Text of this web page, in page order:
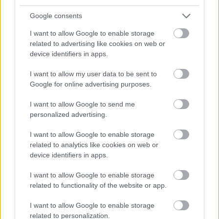
Google consents
I want to allow Google to enable storage
related to advertising like cookies on web or
device identifiers in apps.
I want to allow my user data to be sent to
Google for online advertising purposes.
I want to allow Google to send me
personalized advertising.
I want to allow Google to enable storage
related to analytics like cookies on web or
device identifiers in apps.
I want to allow Google to enable storage
related to functionality of the website or app.
I want to allow Google to enable storage
related to personalization.
Schubert: III. szimfónia D-dúr, D 200
Schubert: VIII. szimfónia h-moll
„Befejezetlen", D 759
Vezényel: Kocsis Zoltán
Közreműködik: Alexandra Soumm (hegedű)
Schubert és Sibelius: az első és az utolsó
romantikus; az egyik harmincegy évet élt, a
alkotómunkával már jóval korábban
felhagyott; mindketten hét befejezett
szimfóniát írtak, műveik szorosan
romantikus zene legtovább élt, 1957-ben
elhunyt képviselője, Jean Sibelius a
versenymű-irodalom egyik legnépszerűbb
alkotását írta meg 1904-ben a d-moll